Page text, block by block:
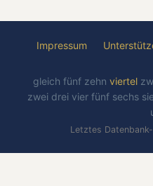
Impressum
gleich fünf zehn viertel
zwei drei vier fünf sechs
Letztes